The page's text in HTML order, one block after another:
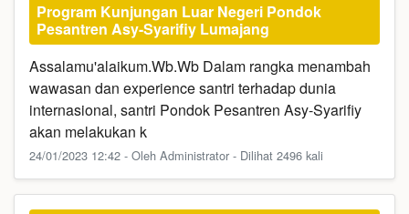
Program Kunjungan Luar Negeri Pondok
Pesantren Asy-Syarifiy Lumajang
Assalamu'alaikum.Wb.Wb Dalam rangka menambah
wawasan dan experience santri terhadap dunia
internasional, santri Pondok Pesantren Asy-Syarifiy
akan melakukan k
24/01/2023 12:42 - Oleh Administrator - Dilihat 2496 kali